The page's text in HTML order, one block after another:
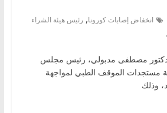
انخفاض إصابات كورونا, رئيس هيئة الشراء
مصطفى مدبولي، رئيس مجلس
مستجدات الموقف الطبي لمواجهة
وذلك